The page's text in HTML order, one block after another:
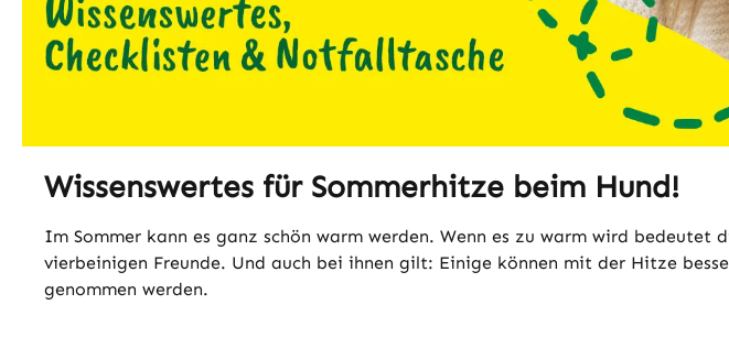
Wissenswertes für Sommerhitze beim Hund!
Im Sommer kann es ganz schön warm werden. Wenn es zu warm wird bedeutet
vierbeinigen Freunde. Und auch bei ihnen gilt: Einige können mit der Hitze
genommen werden.